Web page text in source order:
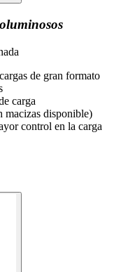
de gran formato
carga
macizas disponible)
control en la carga